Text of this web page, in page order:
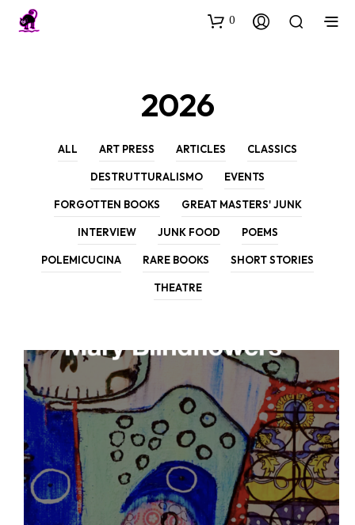
0
2026
ALL ART PRESS ARTICLES CLASSICS
DESTRUTTURALISMO EVENTS
FORGOTTEN BOOKS GREAT MASTERS' JUNK
INTERVIEW JUNK FOOD POEMS
POLEMICUCINA RARE BOOKS SHORT STORIES
THEATRE